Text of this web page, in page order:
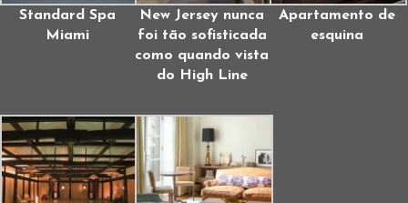
Standard Spa
Miami
New Jersey nunca
foi tão sofisticada
como quando vista
do High Line
Apartamento de
esquina